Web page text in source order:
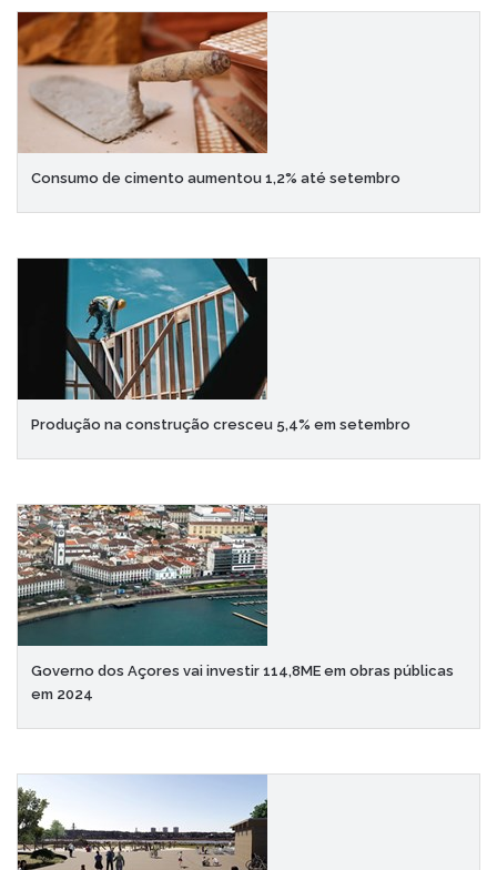
Consumo de cimento aumentou 1,2% até setembro
Produção na construção cresceu 5,4% em setembro
Governo dos Açores vai investir 114,8ME em obras públicas
em 2024